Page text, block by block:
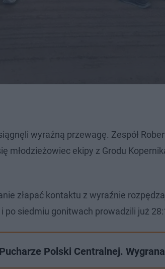
wyraźną przewagę. Zespół
młodzieżowiec ekipy z Grodu
złapać kontaktu z wyraźnie
po siedmiu gonitwach prowadzili już
Polski Centralnej.